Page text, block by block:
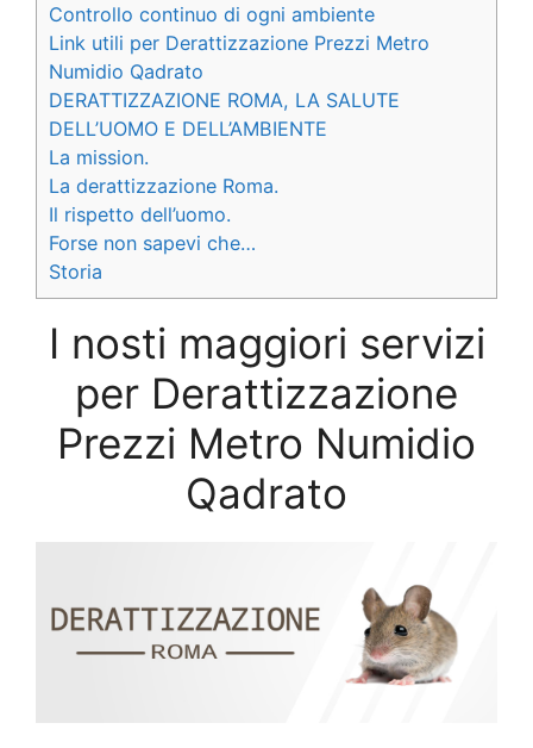
Controllo continuo di ogni ambiente
Link utili per Derattizzazione Prezzi Metro
Numidio Qadrato
DERATTIZZAZIONE ROMA, LA SALUTE
DELL’UOMO E DELL’AMBIENTE
La mission.
La derattizzazione Roma.
Il rispetto dell’uomo.
Forse non sapevi che…
Storia
I nosti maggiori servizi
per Derattizzazione
Prezzi Metro Numidio
Qadrato